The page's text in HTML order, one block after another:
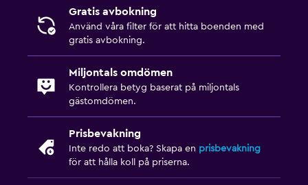
Gratis avbokning
Använd våra filter för att hitta boenden med
gratis avbokning.
Miljontals omdömen
Kontrollera betyg baserat på miljontals
gästomdömen.
Prisbevakning
Inte redo att boka? Skapa en prisbevakning
för att hålla koll på priserna.